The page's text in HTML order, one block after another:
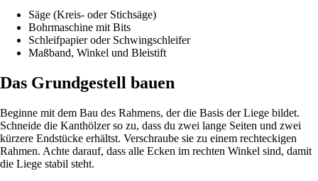
Säge (Kreis- oder Stichsäge)
Bohrmaschine mit Bits
Schleifpapier oder Schwingschleifer
Maßband, Winkel und Bleistift
Das Grundgestell bauen
Beginne mit dem Bau des Rahmens, der die Basis der Liege bildet.
Schneide die Kanthölzer so zu, dass du zwei lange Seiten und zwei
kürzere Endstücke erhältst. Verschraube sie zu einem rechteckigen
Rahmen. Achte darauf, dass alle Ecken im rechten Winkel sind, damit
die Liege stabil steht.